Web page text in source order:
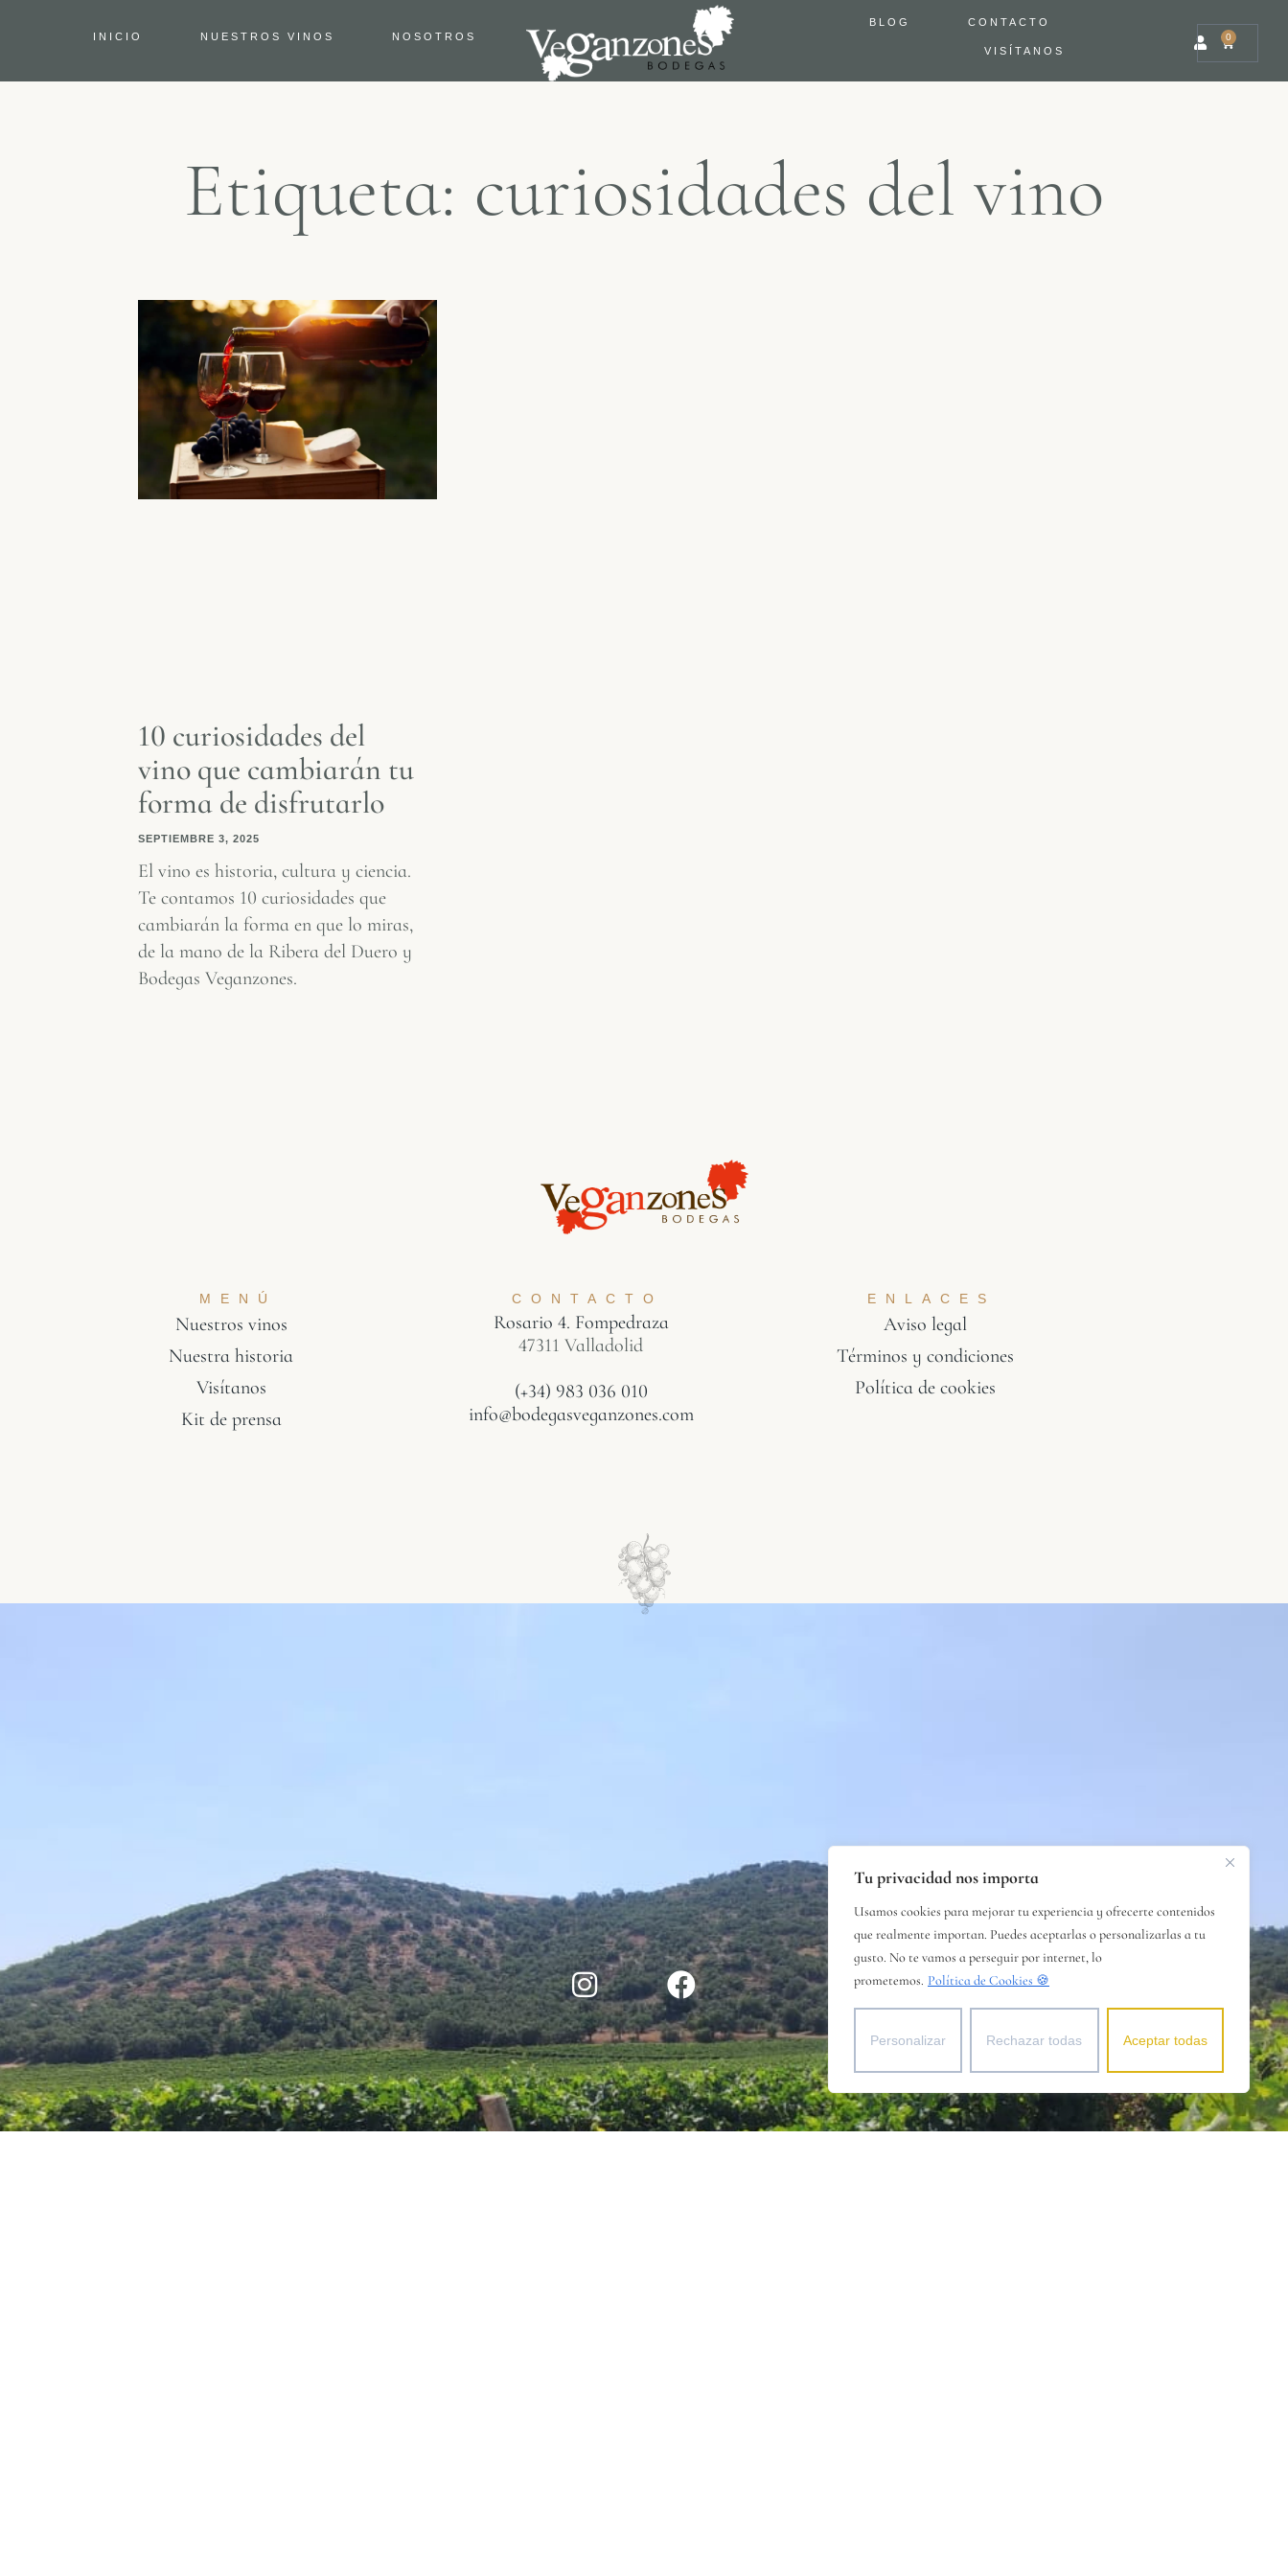
Tu privacidad nos importa
Usamos cookies para mejorar tu experiencia y ofrecerte contenidos
que realmente importan. Puedes aceptarlas o personalizarlas a tu
gusto. No te vamos a perseguir por internet, lo
prometemos. Política de Cookies 🍪
Personalizar Rechazar todas Aceptar todas
INICIO NUESTROS VINOS NOSOTROS
BLOG CONTACTO
VISÍTANOS
0
Etiqueta: curiosidades del vino
10 curiosidades del
vino que cambiarán tu
forma de disfrutarlo
SEPTIEMBRE 3, 2025
El vino es historia, cultura y ciencia.
Te contamos 10 curiosidades que
cambiarán la forma en que lo miras,
de la mano de la Ribera del Duero y
Bodegas Veganzones.
MENÚ
Nuestros vinos
Nuestra historia
Visítanos
Kit de prensa
CONTACTO
Rosario 4. Fompedraza
47311 Valladolid
(+34) 983 036 010
info@bodegasveganzones.com
ENLACES
Aviso legal
Términos y condiciones
Política de cookies